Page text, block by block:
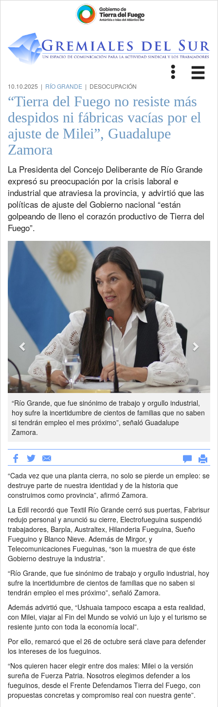
Toggle
10.10.2025 | RÍO GRANDE | DESOCUPACIÓN
“Tierra del Fuego no resiste más
despidos ni fábricas vacías por el
ajuste de Milei”, Guadalupe
Zamora
La Presidenta del Concejo Deliberante de Río Grande
expresó su preocupación por la crisis laboral e
industrial que atraviesa la provincia, y advirtió que las
políticas de ajuste del Gobierno nacional “están
golpeando de lleno el corazón productivo de Tierra del
Fuego”.
“Río Grande, que fue sinónimo de trabajo y orgullo industrial,
hoy sufre la incertidumbre de cientos de familias que no saben
si tendrán empleo el mes próximo”, señaló Guadalupe
Zamora.
Previous
“Cada vez que una planta cierra, no solo se pierde un empleo: se
destruye parte de nuestra identidad y de la historia que
construimos como provincia”, afirmó Zamora.
La Edil recordó que Textil Río Grande cerró sus puertas, Fabrisur
redujo personal y anunció su cierre, Electrofueguina suspendió
trabajadores, Barpla, Australtex, Hilanderia Fueguina, Sueño
Fueguino y Blanco Nieve. Además de Mirgor, y
Telecomunicaciones Fueguinas, “son la muestra de que éste
Gobierno destruye la industria”.
“Río Grande, que fue sinónimo de trabajo y orgullo industrial, hoy
sufre la incertidumbre de cientos de familias que no saben si
tendrán empleo el mes próximo”, señaló Zamora.
Además advirtió que, “Ushuaia tampoco escapa a esta realidad,
con Milei, viajar al Fin del Mundo se volvió un lujo y el turismo se
resiente junto con toda la economía local”.
Por ello, remarcó que el 26 de octubre será clave para defender
los intereses de los fueguinos.
“Nos quieren hacer elegir entre dos males: Milei o la versión
sureña de Fuerza Patria. Nosotros elegimos defender a los
fueguinos, desde el Frente Defendamos Tierra del Fuego, con
propuestas concretas y compromiso real con nuestra gente”.